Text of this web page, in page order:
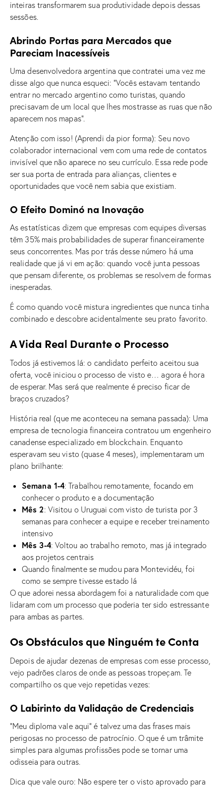
inteiras transformarem sua produtividade depois dessas
sessões.
Abrindo Portas para Mercados que
Pareciam Inacessíveis
Uma desenvolvedora argentina que contratei uma vez me
disse algo que nunca esqueci: “Vocês estavam tentando
entrar no mercado argentino como turistas, quando
precisavam de um local que lhes mostrasse as ruas que não
aparecem nos mapas”.
Atenção com isso! (Aprendi da pior forma): Seu novo
colaborador internacional vem com uma rede de contatos
invisível que não aparece no seu currículo. Essa rede pode
ser sua porta de entrada para alianças, clientes e
oportunidades que você nem sabia que existiam.
O Efeito Dominó na Inovação
As estatísticas dizem que empresas com equipes diversas
têm 35% mais probabilidades de superar financeiramente
seus concorrentes. Mas por trás desse número há uma
realidade que já vi em ação: quando você junta pessoas
que pensam diferente, os problemas se resolvem de formas
inesperadas.
É como quando você mistura ingredientes que nunca tinha
combinado e descobre acidentalmente seu prato favorito.
A Vida Real Durante o Processo
Todos já estivemos lá: o candidato perfeito aceitou sua
oferta, você iniciou o processo de visto e… agora é hora
de esperar. Mas será que realmente é preciso ficar de
braços cruzados?
História real (que me aconteceu na semana passada): Uma
empresa de tecnologia financeira contratou um engenheiro
canadense especializado em blockchain. Enquanto
esperavam seu visto (quase 4 meses), implementaram um
plano brilhante:
Semana 1-4: Trabalhou remotamente, focando em
conhecer o produto e a documentação
Mês 2: Visitou o Uruguai com visto de turista por 3
semanas para conhecer a equipe e receber treinamento
intensivo
Mês 3-4: Voltou ao trabalho remoto, mas já integrado
aos projetos centrais
Quando finalmente se mudou para Montevidéu, foi
como se sempre tivesse estado lá
O que adorei nessa abordagem foi a naturalidade com que
lidaram com um processo que poderia ter sido estressante
para ambas as partes.
Os Obstáculos que Ninguém te Conta
Depois de ajudar dezenas de empresas com esse processo,
vejo padrões claros de onde as pessoas tropeçam. Te
compartilho os que vejo repetidas vezes:
O Labirinto da Validação de Credenciais
“Meu diploma vale aqui” é talvez uma das frases mais
perigosas no processo de patrocínio. O que é um trâmite
simples para algumas profissões pode se tornar uma
odisseia para outras.
Dica que vale ouro: Não espere ter o visto aprovado para